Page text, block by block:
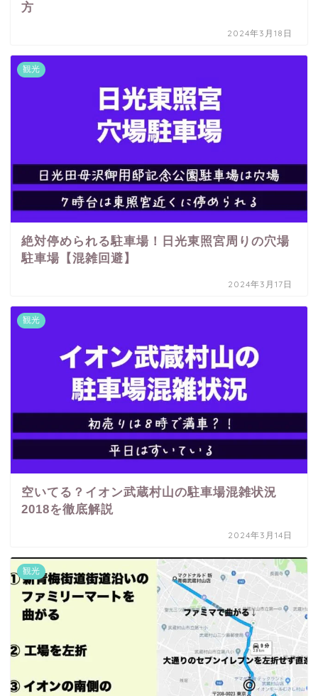
方
2024年3月18日
観光
絶対停められる駐車場！日光東照宮周りの穴場
駐車場【混雑回避】
2024年3月17日
観光
空いてる？イオン武蔵村山の駐車場混雑状況
2018を徹底解説
2024年3月14日
観光